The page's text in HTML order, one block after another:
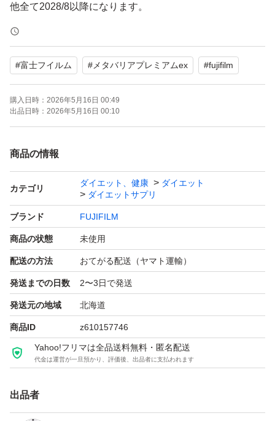
他全て2028/8以降になります。
#富士フイルム #メタバリアプレミアムex #fujifilm
購入日時： 2026年5月16日 00:49
出品日時： 2026年5月16日 00:10
商品の情報
カテゴリ
ダイエット、健康
ダイエット
ダイエットサプリ
ブランド FUJIFILM
商品の状態 未使用
配送の方法 おてがる配送（ヤマト運輸）
発送までの日数 2〜3日で発送
発送元の地域 北海道
商品ID z610157746
Yahoo!フリマは全品送料無料・匿名配送
代金は運営が一旦預かり、評価後、出品者に支払われます
出品者